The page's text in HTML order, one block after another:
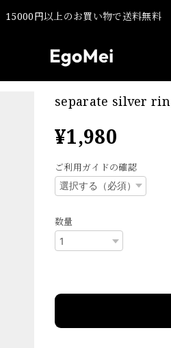
15000円以上のお買い物で送料無料
separate silver
¥1,980
ご利用ガイドの確認
数量